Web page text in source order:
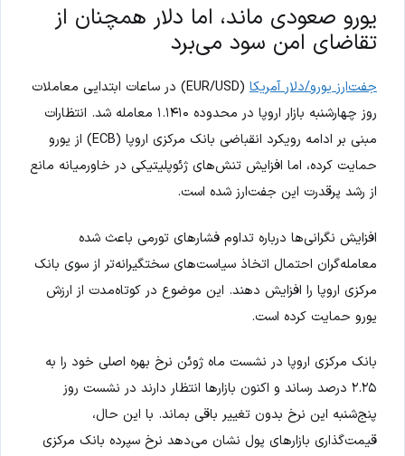
یورو صعودی ماند، اما دلار همچنان از
تقاضای امن سود می‌برد
جفت‌ارز یورو/دلار آمریکا
(EUR/USD) در ساعات ابتدایی معاملات
روز چهارشنبه بازار اروپا در محدوده ۱.۱۴۱۰ معامله شد. انتظارات
مبنی بر ادامه رویکرد انقباضی بانک مرکزی اروپا (ECB) از یورو
حمایت کرده، اما افزایش تنش‌های ژئوپلیتیکی در خاورمیانه مانع
از رشد پرقدرت این جفت‌ارز شده است.
افزایش نگرانی‌ها درباره تداوم فشارهای تورمی باعث شده
معامله‌گران احتمال اتخاذ سیاست‌های سختگیرانه‌تر از سوی بانک
مرکزی اروپا را افزایش دهند. این موضوع در کوتاه‌مدت از ارزش
یورو حمایت کرده است.
بانک مرکزی اروپا در نشست ماه ژوئن نرخ بهره اصلی خود را به
۲.۲۵ درصد رساند و اکنون بازارها انتظار دارند در نشست روز
پنج‌شنبه این نرخ بدون تغییر باقی بماند. با این حال،
قیمت‌گذاری بازارهای پول نشان می‌دهد نرخ سپرده بانک مرکزی